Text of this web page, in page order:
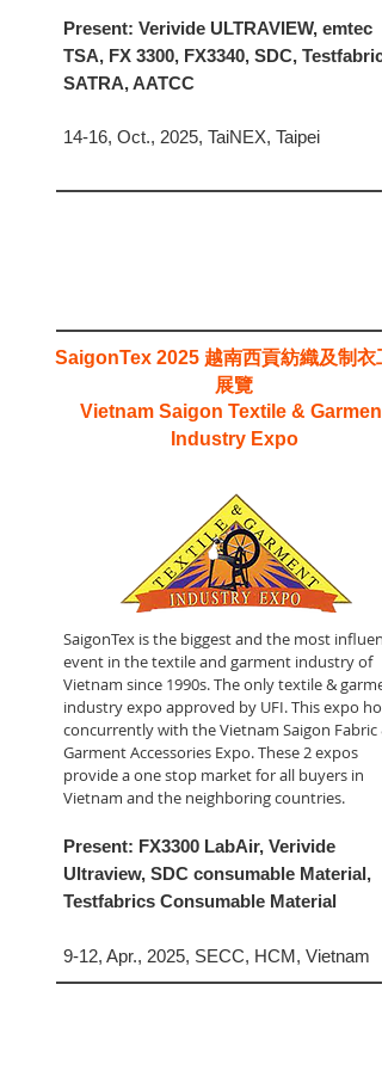
Present: Verivide ULTRAVIEW, emtec
TSA, FX 3300, FX3340, SDC,
SATRA, AATCC
14-16, Oct., 2025, TaiNEX, Taipei
SaigonTex 2025 越南西貢紡織及制衣
展覽
Vietnam Saigon Textile & Garment
Industry Expo
SaigonTex is the biggest and the most
event in the textile and garment industry of
Vietnam since 1990s. The only textile &
industry expo approved by UFI. This expo
concurrently with the Vietnam Saigon Fabric &
Garment Accessories Expo. These 2 expos
provide a one stop market for all buyers in
Vietnam and the neighboring countries.
Present: FX3300 LabAir, Verivide
Ultraview, SDC consumable Material,
Testfabrics Consumable Material
9-12, Apr., 2025, SECC, HCM, Vietnam